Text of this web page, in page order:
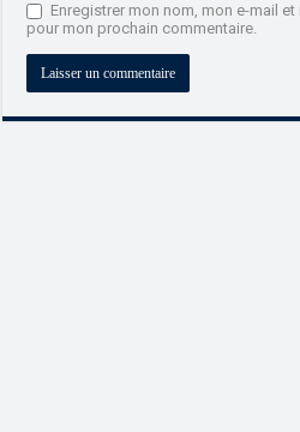
Enregistrer mon nom, mon e-mail
pour mon prochain commentaire.